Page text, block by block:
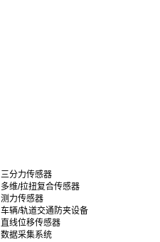
三分力传感器
多维/拉扭复合传感器
测力传感器
车辆/轨道交通防夹设备
直线位移传感器
数据采集系统